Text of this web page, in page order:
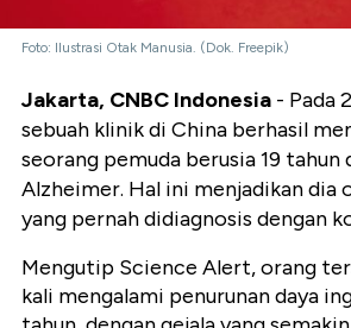
Foto: Ilustrasi Otak Manusia. (Dok. Freepik)
Jakarta, CNBC Indonesia - Pada
sebuah klinik di China berhasil
seorang pemuda berusia 19 tahun
Alzheimer. Hal ini menjadikan dia
yang pernah didiagnosis dengan
Mengutip Science Alert, orang
kali mengalami penurunan daya